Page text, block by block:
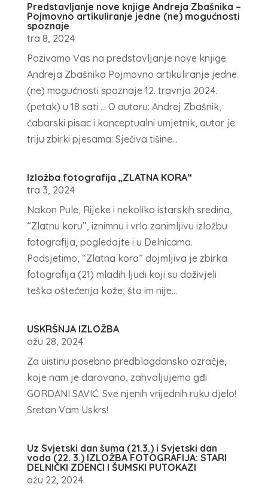
Predstavljanje nove knjige Andreja Zbašnika –
Pojmovno artikuliranje jedne (ne) mogućnosti
spoznaje
tra 8, 2024
Pozivamo Vas na predstavljanje nove knjige
Andreja Zbašnika Pojmovno artikuliranje jedne
(ne) mogućnosti spoznaje 12. travnja 2024.
(petak) u 18 sati ... O autoru: Andrej Zbašnik,
čabarski pisac i konceptualni umjetnik, autor je
triju zbirki pjesama: Sječiva tišine...
Izložba fotografija „ZLATNA KORA“
tra 3, 2024
Nakon Pule, Rijeke i nekoliko istarskih sredina,
“Zlatnu koru”, iznimnu i vrlo zanimljivu izložbu
fotografija, pogledajte i u Delnicama.
Podsjetimo, “Zlatna kora” dojmljiva je zbirka
fotografija (21) mladih ljudi koji su doživjeli
teška oštećenja kože, što im nije...
USKRŠNJA IZLOŽBA
ožu 28, 2024
Za uistinu posebno predblagdansko ozračje,
koje nam je darovano, zahvaljujemo gđi
GORDANI SAVIĆ. Sve njenih vrijednih ruku djelo!
Sretan Vam Uskrs!
Uz Svjetski dan šuma (21.3.) i Svjetski dan
voda (22. 3.) IZLOŽBA FOTOGRAFIJA: STARI
DELNIČKI ZDENCI I ŠUMSKI PUTOKAZI
ožu 22, 2024